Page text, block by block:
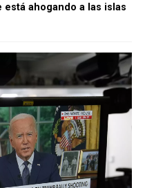
está ahogando a las islas